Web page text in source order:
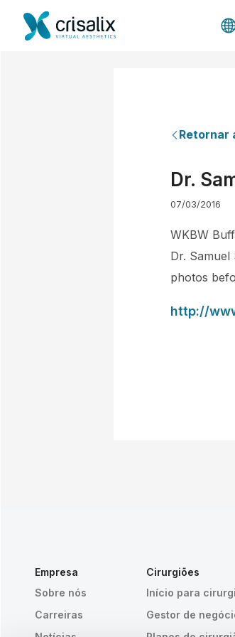
Retornar
Dr.
07/03/2016
WKBW
Dr.
photos
http://
Empresa
Sobre nós
Carreiras
Cirurgiões
Início para
Gestor de